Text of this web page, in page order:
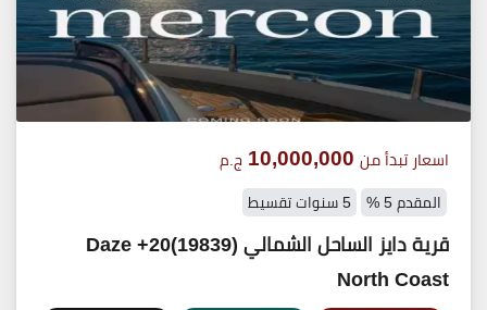
اسعار تبدأ من 10,000,000 ج.م
المقدم 5 % 5 سنوات تقسيط
قرية دايز الساحل الشمالي (19839)20+ Daze
North Coast